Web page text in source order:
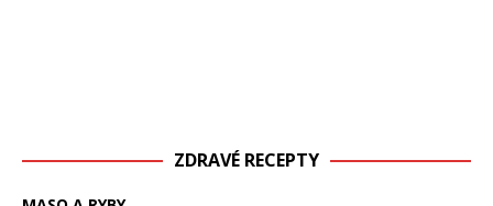
ZDRAVÉ RECEPTY